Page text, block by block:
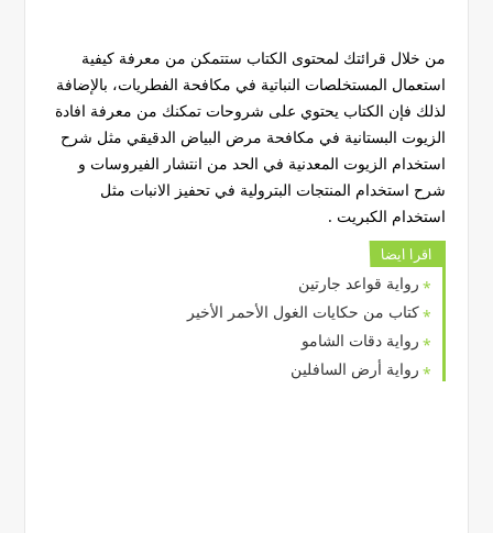
من خلال قرائتك لمحتوى الكتاب ستتمكن من معرفة كيفية
استعمال المستخلصات النباتية في مكافحة الفطريات، بالإضافة
لذلك فإن الكتاب يحتوي على شروحات تمكنك من معرفة افادة
الزيوت البستانية في مكافحة مرض البياض الدقيقي مثل شرح
استخدام الزيوت المعدنية في الحد من انتشار الفيروسات و
شرح استخدام المنتجات البترولية في تحفيز الانبات مثل
استخدام الكبريت .
اقرا ايضا
رواية قواعد جارتين
كتاب من حكايات الغول الأحمر الأخير
رواية دقات الشامو
رواية أرض السافلين